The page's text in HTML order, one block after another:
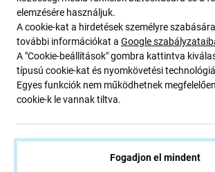
Csökkentett fényerő
Alacsonyabb képfelbontás
Alacsonyabb megbízhatóság
Szélesebb keret a kijelző körül
Nem támogatja a Allways on
PRO OLED és az eredeti kijelzőhöz
az eredeti kijelzőhöz képest*
elemzésére használjuk.
A cookie-kat a hirdetések személyre
további információkat a Google
A "Cookie-beállítások" gombra kattintva
típusú cookie-kat és nyomkövetési
Egyes funkciók nem működhetnek
cookie-k le vannak tiltva.
Fogadjon el mindent